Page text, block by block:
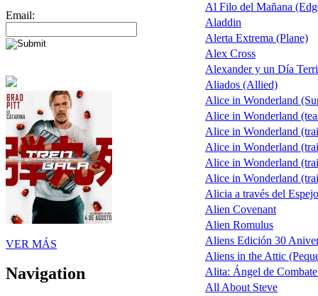
Email:
VER MÁS
Navigation
Al Filo del Mañana
Aladdin
Alerta Extrema (Plane)
Alex Cross
Alexander y un Día
Aliados (Allied)
Alice in Wonderland
Alice in Wonderland
Alice in Wonderland
Alice in Wonderland
Alice in Wonderland
Alice in Wonderland
Alicia a través del
Alien Covenant
Alien Romulus
Aliens Edición 30
Aliens in the Attic
Alita: Ángel de
All About Steve